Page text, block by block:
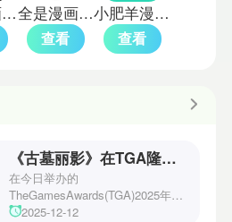
魔方漫画纯净版 全是漫画阅读器
查看
小肥羊漫画手机版
查看
《古墓丽影》在TGA隆重确认新作将来袭！
在今日举办的
TheGamesAwards(TGA)2025年度
游戏颁奖典礼中，古墓丽影系列公
2025-12-12